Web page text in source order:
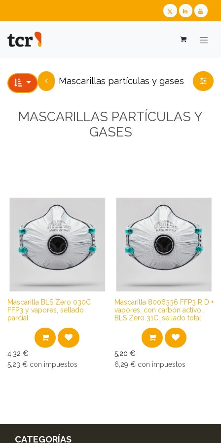
​​​​​​​​​​​​​​Mascarillas partículas y gases
MASCARILLAS PARTÍCULAS Y
GASES
Mascarilla BLS Zero 030C
FFP3 y vapores, sellado
parcial
4,32 €
5,23 € con impuestos
Mascarilla 8006336 FFP3 R D +
vapores, con carbón activo,
BLS Zer0 31C, sellado total
5,20 €
6,29 € con impuestos
CATEGORÍAS